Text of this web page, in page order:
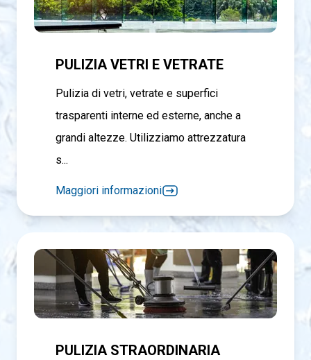
PULIZIA VETRI E VETRATE
Pulizia di vetri, vetrate e superfici
trasparenti interne ed esterne, anche a
grandi altezze. Utilizziamo attrezzatura
s...
Maggiori informazioni
PULIZIA STRAORDINARIA